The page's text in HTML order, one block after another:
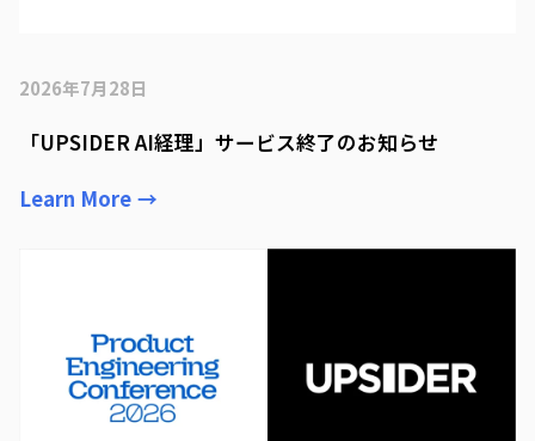
2026年7月28日
「UPSIDER AI経理」サービス終了のお知らせ
Learn More →